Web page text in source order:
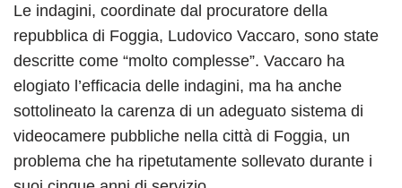
Le indagini, coordinate dal procuratore della
repubblica di Foggia, Ludovico Vaccaro, sono state
descritte come “molto complesse”. Vaccaro ha
elogiato l’efficacia delle indagini, ma ha anche
sottolineato la carenza di un adeguato sistema di
videocamere pubbliche nella città di Foggia, un
problema che ha ripetutamente sollevato durante i